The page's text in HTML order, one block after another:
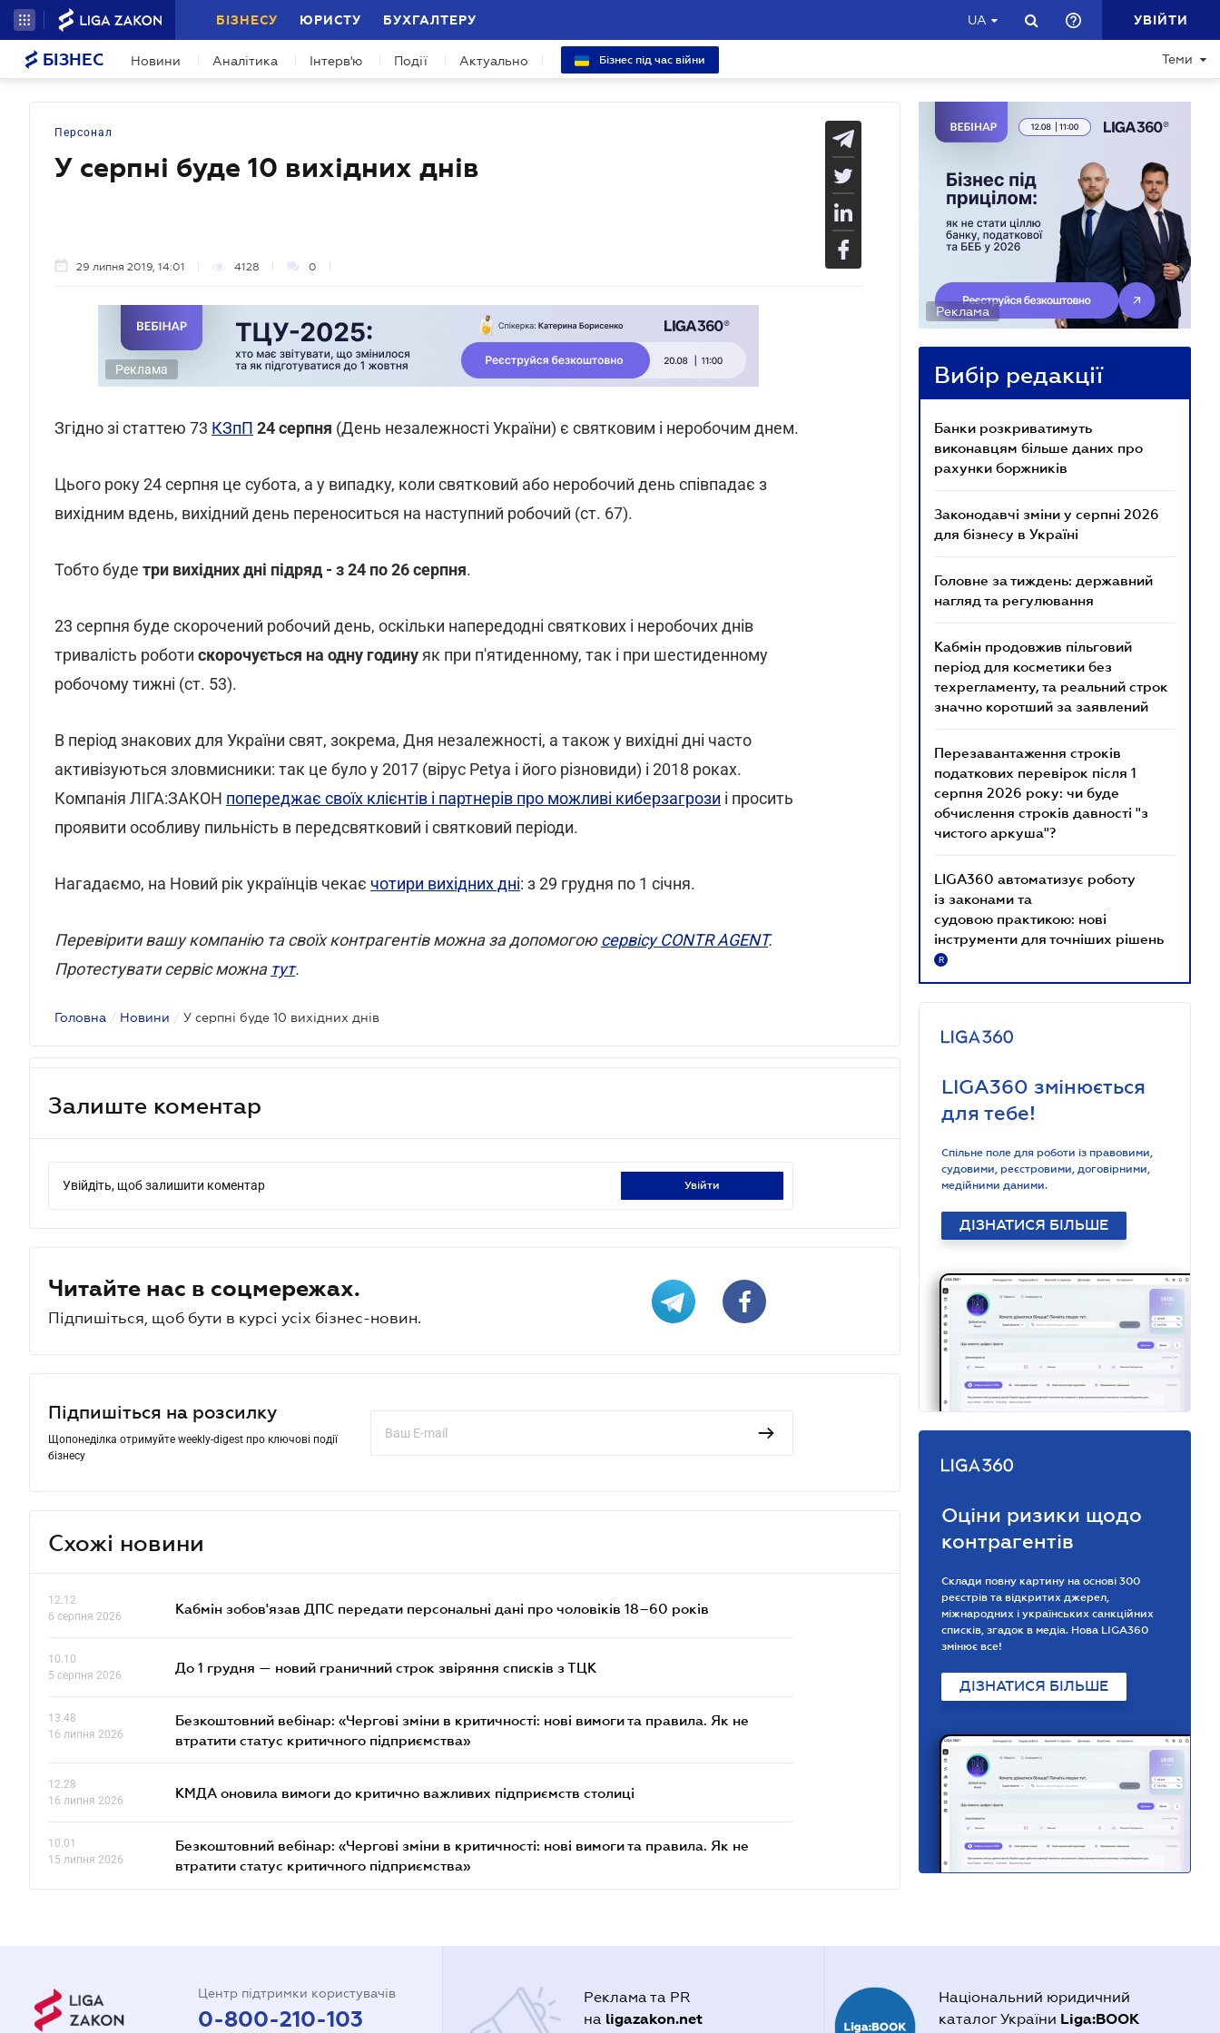
БІЗНЕСУ ЮРИСТУ БУХГАЛТЕРУ UA УВІЙТИ
БІЗНЕС Новини Аналітика Інтерв'ю Події Актуально Бізнес під час війни Теми
Персонал
У серпні буде 10 вихідних днів
29 липня 2019, 14:01 4128 0
Реклама
Згідно зі статтею 73 КЗпП 24 серпня (День незалежності України) є святковим і неробочим днем.
Цього року 24 серпня це субота, а у випадку, коли святковий або неробочий день співпадає з
вихідним вдень, вихідний день переноситься на наступний робочий (ст. 67).
Тобто буде три вихідних дні підряд - з 24 по 26 серпня.
23 серпня буде скорочений робочий день, оскільки напередодні святкових і неробочих днів
тривалість роботи скорочується на одну годину як при п'ятиденному, так і при шестиденному
робочому тижні (ст. 53).
В період знакових для України свят, зокрема, Дня незалежності, а також у вихідні дні часто
активізуються зловмисники: так це було у 2017 (вірус Petya і його різновиди) і 2018 роках.
Компанія ЛІГА:ЗАКОН попереджає своїх клієнтів і партнерів про можливі киберзагрози і просить
проявити особливу пильність в передсвятковий і святковий періоди.
Нагадаємо, на Новий рік українців чекає чотири вихідних дні: з 29 грудня по 1 січня.
Перевірити вашу компанію та своїх контрагентів можна за допомогоюсервісу CONTR AGENT.
Протестувати сервіс можна тут.
Головна / Новини / У серпні буде 10 вихідних днів
Залиште коментар
Увійдіть, щоб залишити коментар увійти
Читайте нас в соцмережах.
Підпишіться, щоб бути в курсі усіх бізнес-новин.
Підпишіться на розсилку
Щопонеділка отримуйте weekly-digest про ключові події
бізнесу
Схожі новини
12.12
6 серпня 2026
Кабмін зобов'язав ДПС передати персональні дані про чоловіків 18–60 років
10.10
5 серпня 2026
До 1 грудня — новий граничний строк звіряння списків з ТЦК
13.48
16 липня 2026
Безкоштовний вебінар: «Чергові зміни в критичності: нові вимоги та правила. Як не
втратити статус критичного підприємства»
12.28
16 липня 2026
КМДА оновила вимоги до критично важливих підприємств столиці
10.01
15 липня 2026
Безкоштовний вебінар: «Чергові зміни в критичності: нові вимоги та правила. Як не
втратити статус критичного підприємства»
Реклама
Вибір редакції
Банки розкриватимуть
виконавцям більше даних про
рахунки боржників
Законодавчі зміни у серпні 2026
для бізнесу в Україні
Головне за тиждень: державний
нагляд та регулювання
Кабмін продовжив пільговий
період для косметики без
техрегламенту, та реальний строк
значно коротший за заявлений
Перезавантаження строків
податкових перевірок після 1
серпня 2026 року: чи буде
обчислення строків давності "з
чистого аркуша"?
LIGA360 автоматизує роботу
із законами та
судовою практикою: нові
інструменти для точніших рішень
R
LIGA360 змінюється
для тебе!
Спільне поле для роботи із правовими,
судовими, реєстровими, договірними,
медійними даними.
ДІЗНАТИСЯ БІЛЬШЕ
Оціни ризики щодо
контрагентів
Склади повну картину на основі 300
реєстрів та відкритих джерел,
міжнародних і українських санкційних
списків, згадок в медіа. Нова LIGA360
змінює все!
ДІЗНАТИСЯ БІЛЬШЕ
Центр підтримки користувачів
0-800-210-103
Реклама та PR
на ligazakon.net
Національний юридичний
каталог України Liga:BOOK